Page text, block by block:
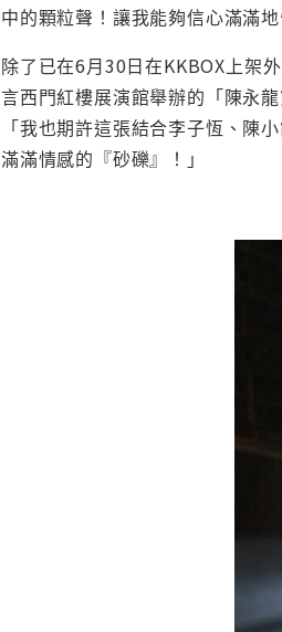
中的顆粒聲！讓我能夠信心滿滿
除了已在6月30日在KKBOX上架
言西門紅樓展演館舉辦的「陳永
「我也期許這張結合李子恆、
滿滿情感的『砂礫』！」